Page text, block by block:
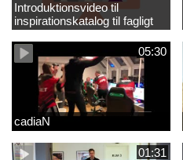
Introduktionsvideo til
inspirationskatalog til fagligt
løft_tilrettet
05:30
cadiaN
01:31